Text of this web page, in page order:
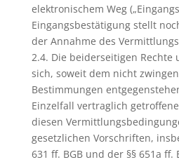
elektronischem Weg
Eingangsbestätigung stellt
der Annahme des
2.4. Die beiderseitigen Rechte
sich, soweit dem nicht
Bestimmungen
Einzelfall vertraglich
diesen
gesetzlichen Vorschriften,
631 ff. BGB und der §§ 651a ff.